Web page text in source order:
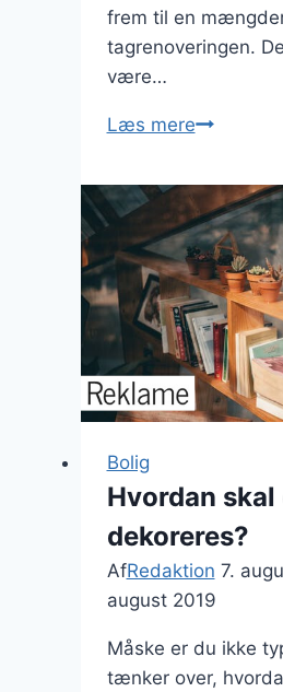
frem til en
tagrenoveringen.
være…
Læs mere
gå
sammen
og
spar
penge
Bolig
Hvordan
dekoreres?
AfRedaktion 7.
august 2019
Måske er du ikke
tænker over,